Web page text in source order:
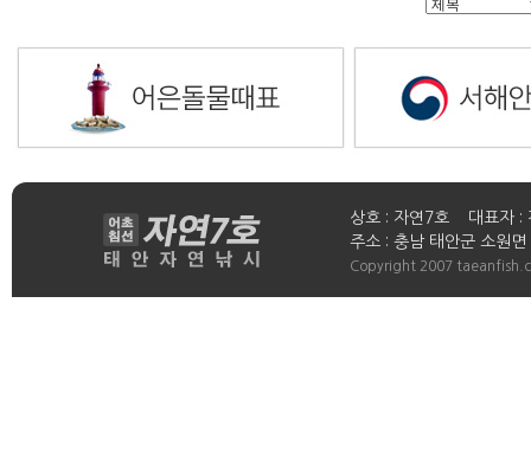
상호 : 자연7호 대표자
주소 : 충남 태안군 소원
Copyright 2007